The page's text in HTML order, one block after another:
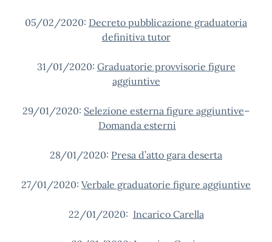
05/02/2020: Decreto pubblicazione graduatoria
definitiva tutor
31/01/2020: Graduatorie provvisorie figure
aggiuntive
29/01/2020: Selezione esterna figure aggiuntive–
Domanda esterni
28/01/2020: Presa d’atto gara deserta
27/01/2020: Verbale graduatorie figure aggiuntive
22/01/2020: Incarico Carella